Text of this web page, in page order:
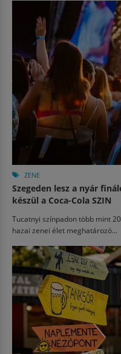
ZENE
Szegeden lesz a nyár
készül a Coca-Cola SZIN
Tucatnyi színpadon több mint
hazai zenei élet meghatározó...